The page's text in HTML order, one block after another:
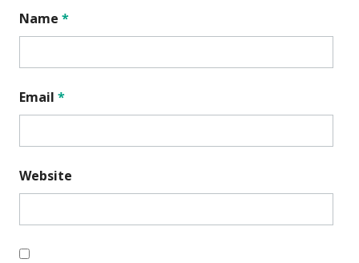
Name *
Email *
Website